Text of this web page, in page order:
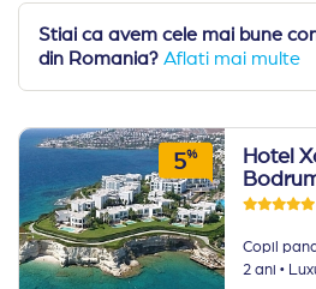
Stiai ca avem cele mai bune
din Romania? Aflati mai multe
5% Hotel
Copil
2 ani ·